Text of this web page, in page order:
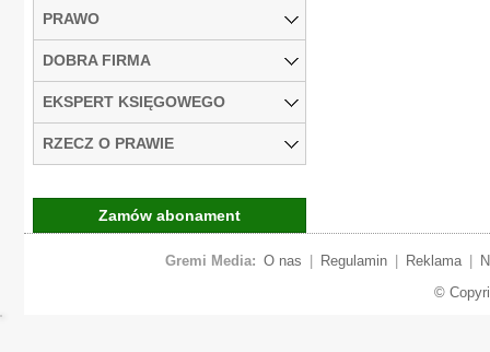
PRAWO
DOBRA FIRMA
EKSPERT KSIĘGOWEGO
RZECZ O PRAWIE
Zamów abonament
Gremi Media: O nas Regulamin Reklama
©